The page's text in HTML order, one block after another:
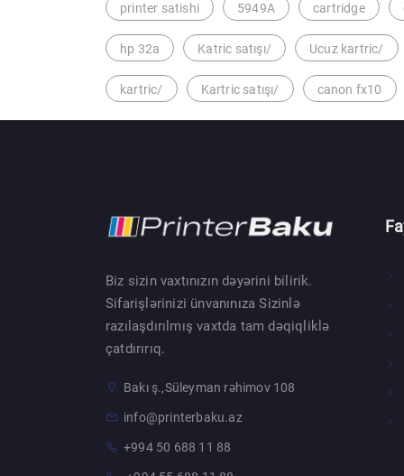
printer satishi 5949A cartridge
hp 32a Katric satışı/ Ucuz kartric/
kartric/ Kartric satışı/ canon fx10
Biz sizin vaxtınızın dəyərini bilirik.
Sifarişlərinizi ünvanınıza Sizinlə
razılaşdırılmış vaxtda tam dəqiqliklə
çatdırırıq.
Bakı ş.,Süleyman rəhimov 108
info@printerbaku.az
+994 50 688 11 88